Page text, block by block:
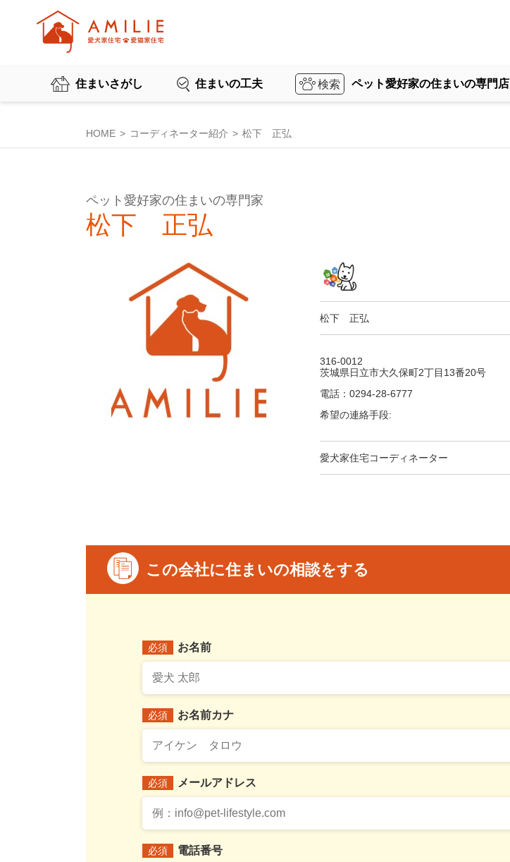
住まいさがし 住まいの工夫 ペット愛好家の住まいの専門店
HOME コーディネーター紹介 松下 正弘
ペット愛好家の住まいの専門家
松下 正弘
松下 正弘
316-0012
茨城県日立市大久保町2丁目13番20号
電話：0294-28-6777
希望の連絡手段:
愛犬家住宅コーディネーター
この会社に住まいの相談をする
必須 お名前
必須 お名前カナ
必須 メールアドレス
必須 電話番号